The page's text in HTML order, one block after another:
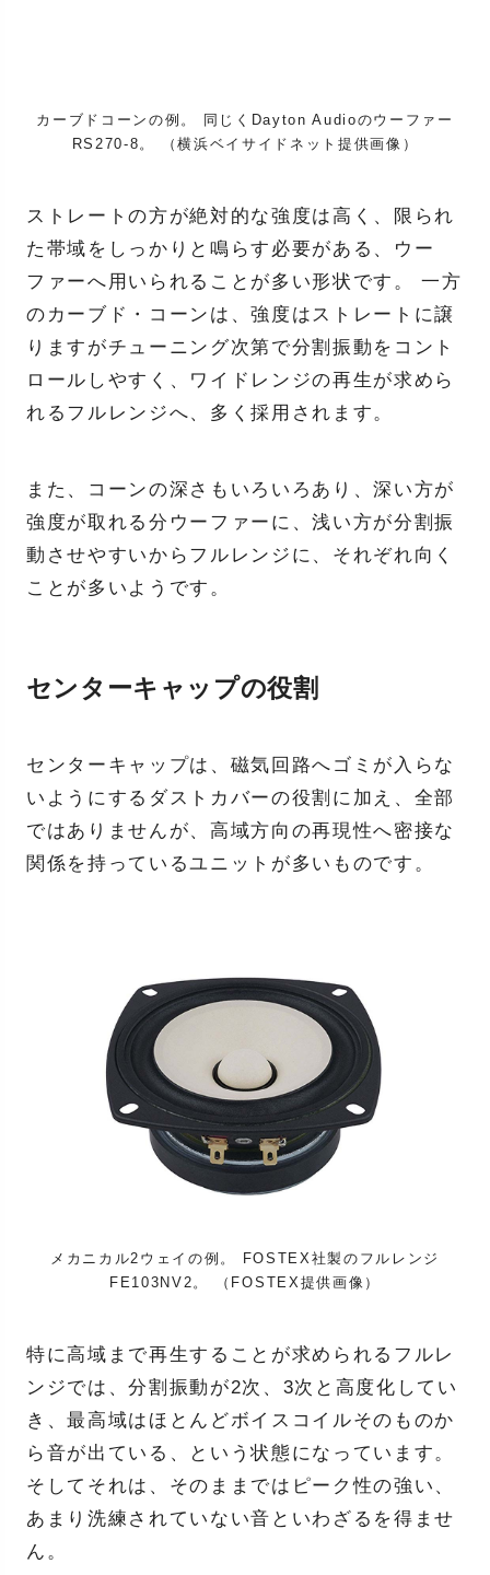
カーブドコーンの例。 同じくDayton Audioのウーファー
RS270-8。 （横浜ベイサイドネット提供画像）
ストレートの方が絶対的な強度は高く、限られ
た帯域をしっかりと鳴らす必要がある、ウー
ファーへ用いられることが多い形状です。 一方
のカーブド・コーンは、強度はストレートに譲
りますがチューニング次第で分割振動をコント
ロールしやすく、ワイドレンジの再生が求めら
れるフルレンジへ、多く採用されます。
また、コーンの深さもいろいろあり、深い方が
強度が取れる分ウーファーに、浅い方が分割振
動させやすいからフルレンジに、それぞれ向く
ことが多いようです。
センターキャップの役割
センターキャップは、磁気回路へゴミが入らな
いようにするダストカバーの役割に加え、全部
ではありませんが、高域方向の再現性へ密接な
関係を持っているユニットが多いものです。
メカニカル2ウェイの例。 FOSTEX社製のフルレンジ
FE103NV2。 （FOSTEX提供画像）
特に高域まで再生することが求められるフルレ
ンジでは、分割振動が2次、3次と高度化してい
き、最高域はほとんどボイスコイルそのものか
ら音が出ている、という状態になっています。
そしてそれは、そのままではピーク性の強い、
あまり洗練されていない音といわざるを得ませ
ん。